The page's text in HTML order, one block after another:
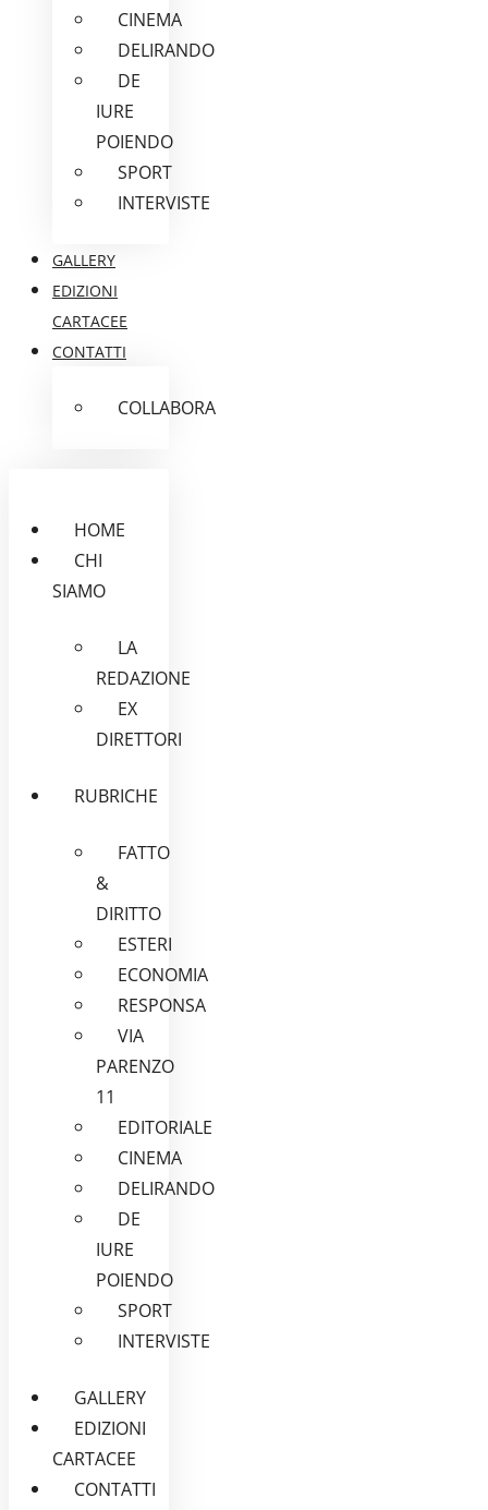
CINEMA
DELIRANDO
DE
IURE
POIENDO
SPORT
INTERVISTE
GALLERY
EDIZIONI
CARTACEE
CONTATTI
COLLABORA
HOME
CHI
SIAMO
LA
REDAZIONE
EX
DIRETTORI
RUBRICHE
FATTO
&
DIRITTO
ESTERI
ECONOMIA
RESPONSA
VIA
PARENZO
11
EDITORIALE
CINEMA
DELIRANDO
DE
IURE
POIENDO
SPORT
INTERVISTE
GALLERY
EDIZIONI
CARTACEE
CONTATTI